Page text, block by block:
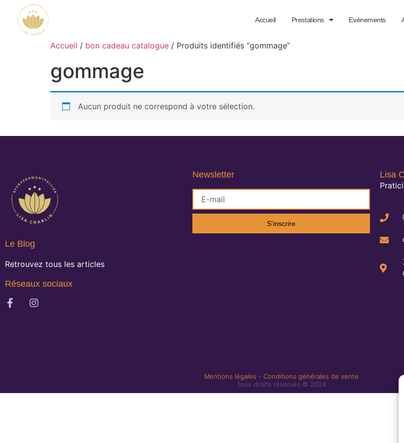
Accueil Prestations Evènements
Accueil / bon cadeau catalogue / Produits identifiés “gommage”
gommage
Aucun produit ne correspond à votre sélection.
Le Blog
Retrouvez tous les articles
Réseaux sociaux
Newsletter
S'inscrire
Lisa
Mentions légales - Conditions générales de vente
Tous droits réservés © 2024